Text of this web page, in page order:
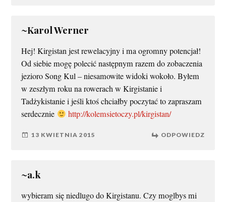
~Karol Werner
Hej! Kirgistan jest rewelacyjny i ma ogromny potencjał!
Od siebie mogę polecić następnym razem do zobaczenia
jezioro Song Kul – niesamowite widoki wokoło. Byłem
w zeszłym roku na rowerach w Kirgistanie i
Tadżykistanie i jeśli ktoś chciałby poczytać to zapraszam
serdecznie
http://kolemsietoczy.pl/kirgistan/
13 KWIETNIA 2015 ODPOWIEDZ
~a.k
wybieram się niedlugo do Kirgistanu. Czy moglbys mi